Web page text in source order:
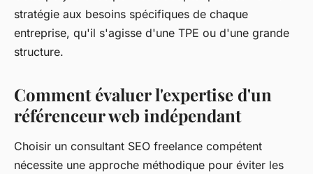
stratégie aux besoins spécifiques de chaque
entreprise, qu'il s'agisse d'une TPE ou d'une grande
structure.
Comment évaluer l'expertise d'un
référenceur web indépendant
Choisir un consultant SEO freelance compétent
nécessite une approche méthodique pour éviter les